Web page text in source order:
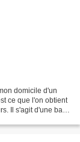
domicile d'un
ce que l'on obtient
Il s'agit d'une base